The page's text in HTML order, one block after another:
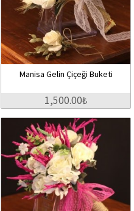
Manisa Gelin Çiçeği Buketi
1,500.00₺